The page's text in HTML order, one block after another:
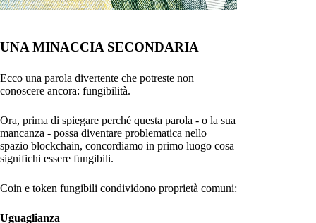
UNA MINACCIA SECONDARIA
Ecco una parola divertente che potreste non
conoscere ancora: fungibilità.
Ora, prima di spiegare perché questa parola - o la sua
mancanza - possa diventare problematica nello
spazio blockchain, concordiamo in primo luogo cosa
significhi essere fungibili.
Coin e token fungibili condividono proprietà comuni:
Uguaglianza